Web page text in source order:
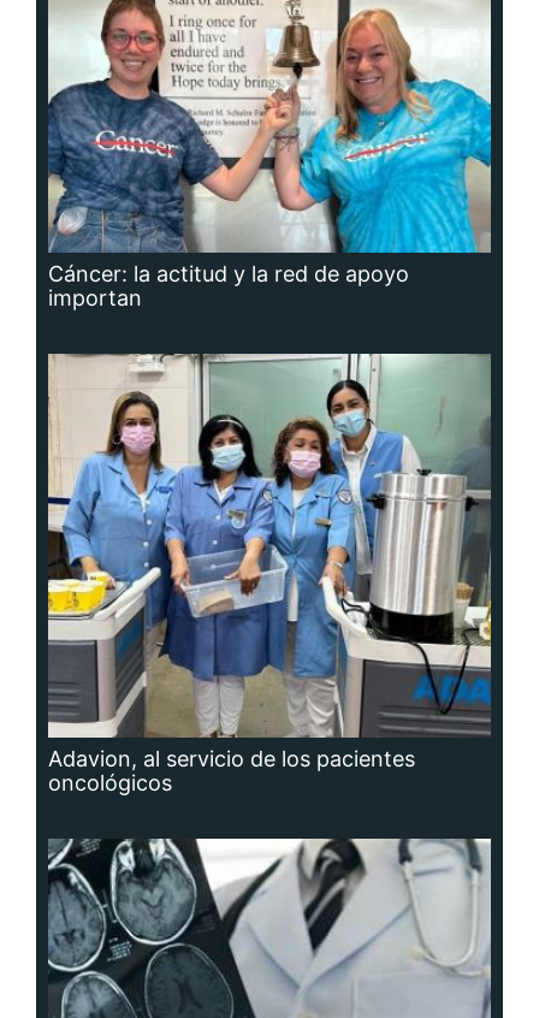
Cáncer: la actitud y la red de apoyo
importan
Adavion, al servicio de los pacientes
oncológicos